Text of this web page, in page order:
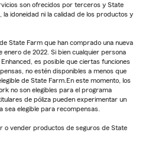
son ofrecidos por terceros y State
la idoneidad ni la calidad de los productos y
State Farm que han comprado una nueva
enero de 2022. Si bien cualquier persona
es posible que ciertas funciones
no estén disponibles a menos que
de State Farm.En este momento, los
no son elegibles para el programa
de póliza pueden experimentar un
sea elegible para recompensas.
o vender productos de seguros de State